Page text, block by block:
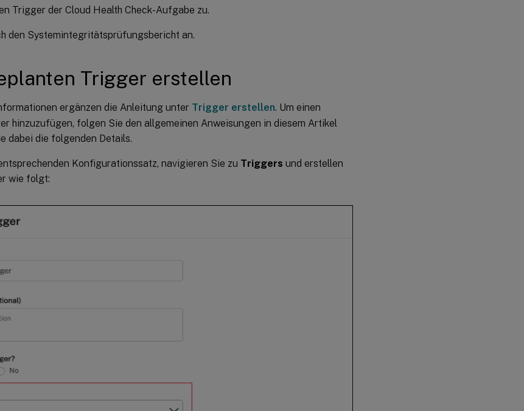
Trigger der Cloud Health Check-Aufgabe zu.
den Systemintegritätsprüfungsbericht an.
Trigger erstellen
ergänzen die Anleitung unter Trigger erstellen. Um einen
hinzuzufügen, folgen Sie den allgemeinen Anweisungen in diesem Artikel
dabei die folgenden Details.
Konfigurationssatz, navigieren Sie zu Triggers und erstellen
wie folgt: